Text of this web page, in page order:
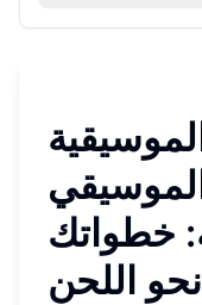
خطواتك
اللحن